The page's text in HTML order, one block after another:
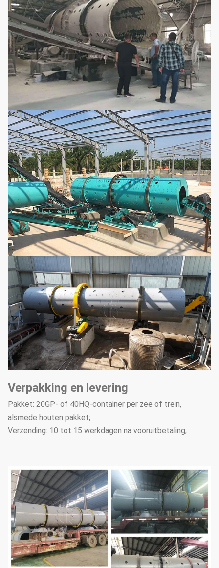
Verpakking en levering
Pakket: 20GP- of 40HQ-container per zee of trein,
alsmede houten pakket;
Verzending: 10 tot 15 werkdagen na vooruitbetaling;